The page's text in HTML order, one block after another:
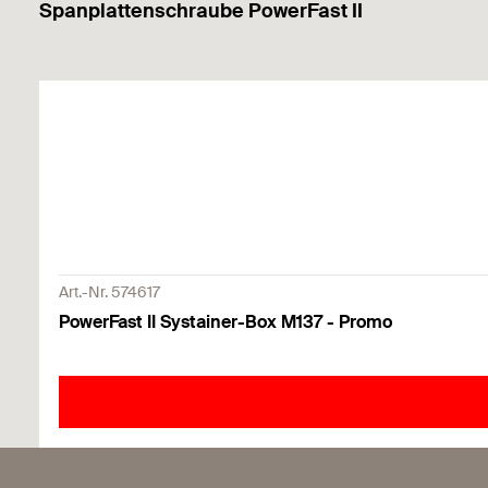
Spanplattenschraube PowerFast II
Art.-Nr. 574617
PowerFast II Systainer-Box M137 - Promo